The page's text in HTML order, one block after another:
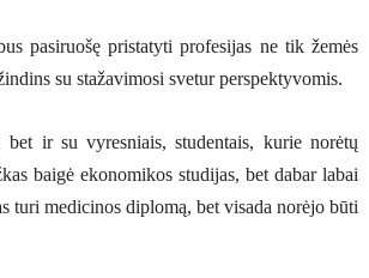
pasiruošę pristatyti profesijas ne tik žemės
su stažavimosi svetur perspektyvomis.
ir su vyresniais, studentais, kurie norėtų
baigė ekonomikos studijas, bet dabar labai
turi medicinos diplomą, bet visada norėjo būti